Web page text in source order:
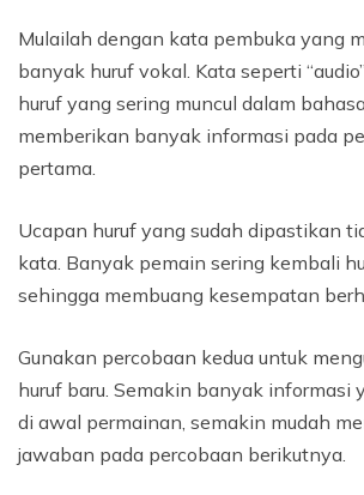
Mulailah dengan kata pembuka yang
banyak huruf vokal. Kata seperti
huruf yang sering muncul dalam
memberikan banyak informasi pada
pertama.
Ucapan huruf yang sudah dipastikan
kata. Banyak pemain sering kembali
sehingga membuang kesempatan
Gunakan percobaan kedua untuk
huruf baru. Semakin banyak informasi
di awal permainan, semakin mudah
jawaban pada percobaan berikutnya.